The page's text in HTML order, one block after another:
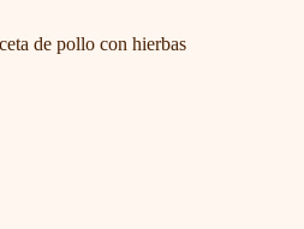
de pollo con hierbas